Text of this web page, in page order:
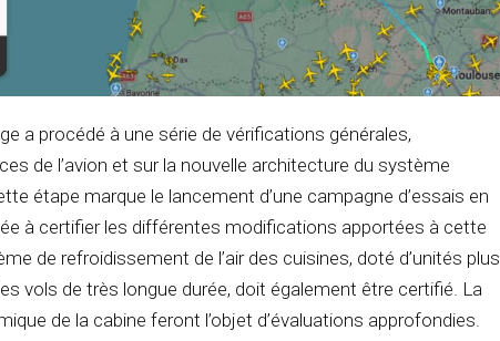
a procédé à une série de vérifications générales,
de l’avion et sur la nouvelle architecture du système
étape marque le lancement d’une campagne d’essais en
à certifier les différentes modifications apportées à cette
de refroidissement de l’air des cuisines, doté d’unités plus
vols de très longue durée, doit également être certifié. La
de la cabine feront l’objet d’évaluations approfondies.